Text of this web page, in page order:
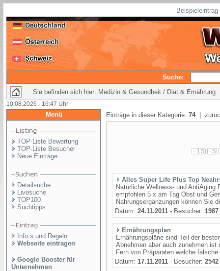
Suche:
Sie befinden sich hier: Medizin & Gesundheit / Diät & Ernährung
10.08.2026 - 16:47 Uhr
Menü
TOP-Liste Bewertung
TOP-Liste Besucher
Neue Einträge
Detailsuche
Livesuche
TOP100
Suchtipps
Info,s und Regeln
Webseite eintragen
Google Booster für
Unternehmen
Einträge in dieser Kategorie: 74|
Alles Super Life Plus Top
Natürliche Wellness- und
empfohlen 5 x am Tag Obst und
Nahrungsergänzungen können Sie
Datum: 24.11.2011 - Besucher: 1987
Ernährungsplan
Ernährungspläne sind Teil der
Abnehmen aber auch zunehmen ist
Fern von Präparaten welche
Datum: 17.11.2011 - Besucher: 2542